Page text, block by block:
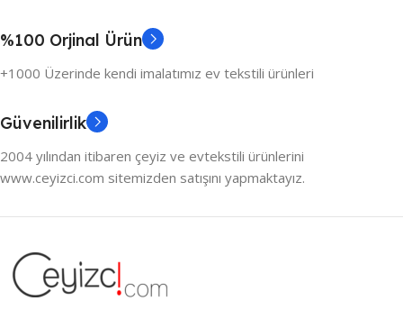
%100 Orjinal Ürün
+1000 Üzerinde kendi imalatımız ev tekstili ürünleri
Güvenilirlik
2004 yılından itibaren çeyiz ve evtekstili ürünlerini
www.ceyizci.com sitemizden satışını yapmaktayız.